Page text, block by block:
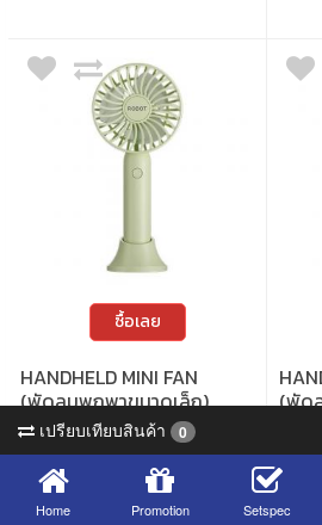
ซื้อเลย
HANDHELD MINI FAN
(พัดลมพกพาขนาดเล็ก)
ROBOT RT-BF19 (GREEN)
• การออกแบบขนาดเล็ก การจัดเก็บง่าย •
ลมเเรงใช้งานได้นาน มอเตอร์ไร้ถ่านในตัว เร่ง
ความได้ถึง 6800RPM • ปรับความแรงลมได้ 3
ระดับ • ความจุของแบตเตอรี่1200mAh
(พัด
FAN
• พัดลม
ตั้งโต๊ะ
พัดลม
• ขนาด
เปรียบเทียบสินค้า 0
Home Promotion Setspec